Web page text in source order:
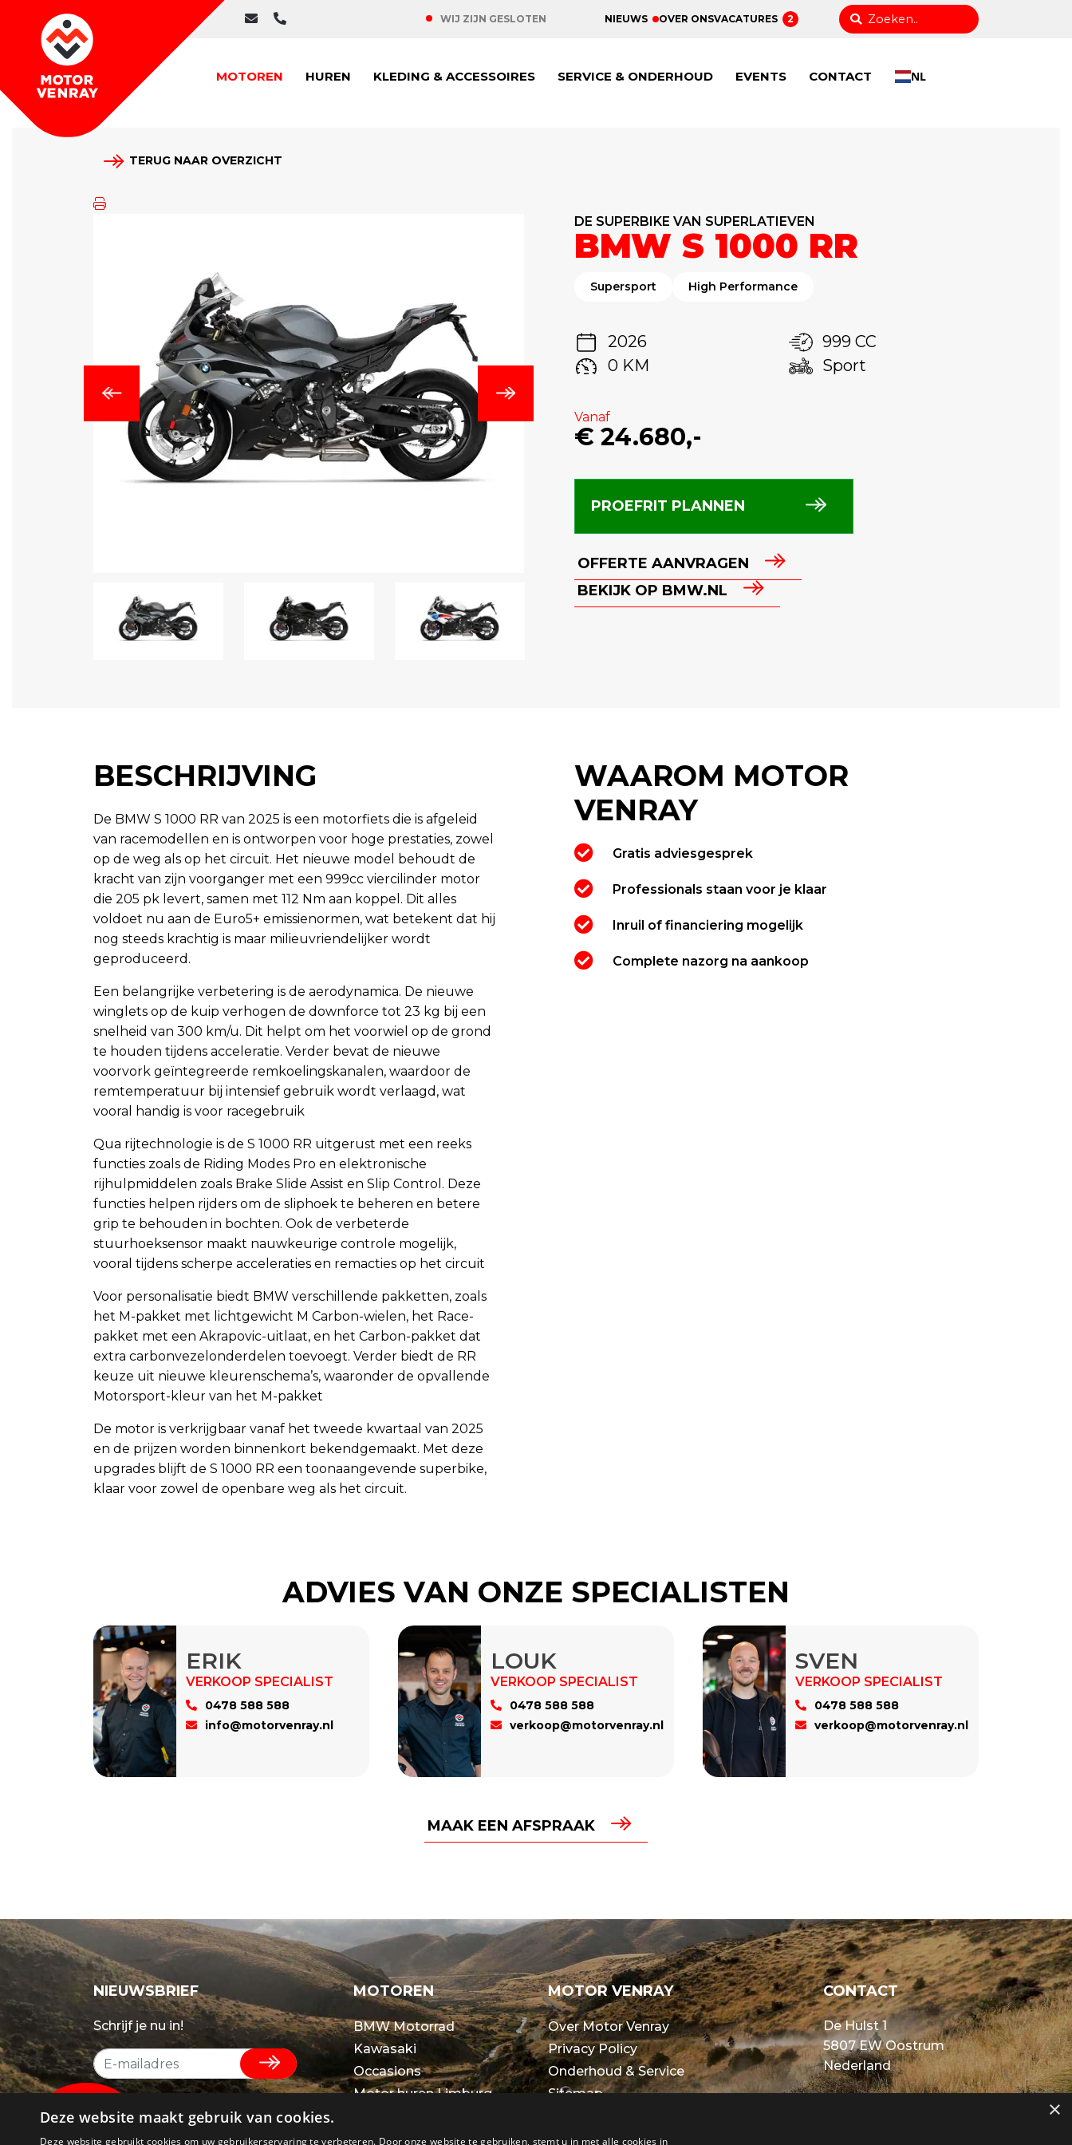
WIJ ZIJN GESLOTEN NIEUWS OVER ONSVACATURES 2
MOTOREN HUREN KLEDING & ACCESSOIRES SERVICE & ONDERHOUD EVENTS CONTACT NL
TERUG NAAR OVERZICHT
DE SUPERBIKE VAN SUPERLATIEVEN
BMW S 1000 RR
Supersport High Performance
2026
999 CC
0 KM
Sport
Vanaf
€ 24.680,-
PROEFRIT PLANNEN
OFFERTE AANVRAGEN
BEKIJK OP BMW.NL
BESCHRIJVING
De BMW S 1000 RR van 2025 is een motorfiets die is afgeleid
van racemodellen en is ontworpen voor hoge prestaties, zowel
op de weg als op het circuit. Het nieuwe model behoudt de
kracht van zijn voorganger met een 999cc viercilinder motor
die 205 pk levert, samen met 112 Nm aan koppel. Dit alles
voldoet nu aan de Euro5+ emissienormen, wat betekent dat hij
nog steeds krachtig is maar milieuvriendelijker wordt
geproduceerd.
Een belangrijke verbetering is de aerodynamica. De nieuwe
winglets op de kuip verhogen de downforce tot 23 kg bij een
snelheid van 300 km/u. Dit helpt om het voorwiel op de grond
te houden tijdens acceleratie. Verder bevat de nieuwe
voorvork geïntegreerde remkoelingskanalen, waardoor de
remtemperatuur bij intensief gebruik wordt verlaagd, wat
vooral handig is voor racegebruik​
Qua rijtechnologie is de S 1000 RR uitgerust met een reeks
functies zoals de Riding Modes Pro en elektronische
rijhulpmiddelen zoals Brake Slide Assist en Slip Control. Deze
functies helpen rijders om de sliphoek te beheren en betere
grip te behouden in bochten. Ook de verbeterde
stuurhoeksensor maakt nauwkeurige controle mogelijk,
vooral tijdens scherpe acceleraties en remacties op het circuit​
Voor personalisatie biedt BMW verschillende pakketten, zoals
het M-pakket met lichtgewicht M Carbon-wielen, het Race-
pakket met een Akrapovic-uitlaat, en het Carbon-pakket dat
extra carbonvezelonderdelen toevoegt. Verder biedt de RR
keuze uit nieuwe kleurenschema’s, waaronder de opvallende
Motorsport-kleur van het M-pakket​
De motor is verkrijgbaar vanaf het tweede kwartaal van 2025
en de prijzen worden binnenkort bekendgemaakt. Met deze
upgrades blijft de S 1000 RR een toonaangevende superbike,
klaar voor zowel de openbare weg als het circuit.
WAAROM MOTOR
VENRAY
Gratis adviesgesprek
Professionals staan voor je klaar
Inruil of financiering mogelijk
Complete nazorg na aankoop
ADVIES VAN ONZE SPECIALISTEN
ERIK
0478 588 588
info@motorvenray.nl
LOUK
0478 588 588
verkoop@motorvenray.nl
SVEN
0478 588 588
verkoop@motorvenray.nl
MAAK EEN AFSPRAAK
NIEUWSBRIEF
Schrijf je nu in!
MOTOREN
BMW Motorrad
Kawasaki
Occasions
Motor huren Limburg
MOTOR VENRAY
Over Motor Venray
Privacy Policy
Onderhoud & Service
Sitemap
Algemene voorwaarden
CONTACT
De Hulst 1
5807 EW Oostrum
Nederland
×
Deze website maakt gebruik van cookies.
Deze website gebruikt cookies om uw gebruikerservaring te verbeteren. Door onze website te gebruiken, stemt u in met alle cookies in